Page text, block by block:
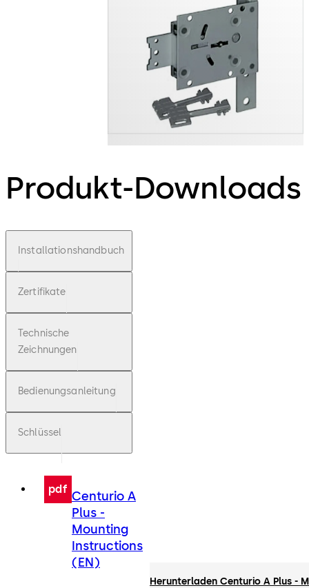
Produkt-Downloads
Installationshandbuch
Zertifikate
Technische
Zeichnungen
Bedienungsanleitung
Schlüssel
pdf Centurio A
Plus -
Mounting
Instructions
(EN)
Herunterladen Centurio A Plus -